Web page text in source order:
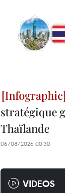
stratégique
Thaïlande
06/08/2026 00:30
VIDEOS